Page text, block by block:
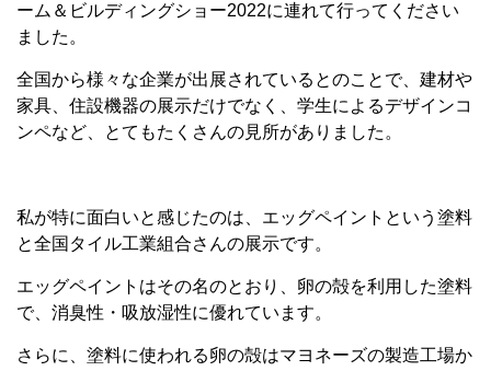
ーム＆ビルディングショー2022に連れて行ってください
ました。
全国から様々な企業が出展されているとのことで、建材や
家具、住設機器の展示だけでなく、学生によるデザインコ
ンペなど、とてもたくさんの見所がありました。
私が特に面白いと感じたのは、エッグペイントという塗料
と全国タイル工業組合さんの展示です。
エッグペイントはその名のとおり、卵の殻を利用した塗料
で、消臭性・吸放湿性に優れています。
さらに、塗料に使われる卵の殻はマヨネーズの製造工場か